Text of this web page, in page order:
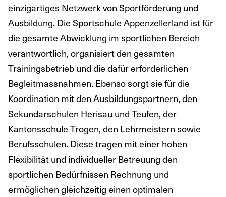
einzigartiges Netzwerk von Sportförderung und
Ausbildung. Die Sportschule Appenzellerland ist für
die gesamte Abwicklung im sportlichen Bereich
verantwortlich, organisiert den gesamten
Trainingsbetrieb und die dafür erforderlichen
Begleitmassnahmen. Ebenso sorgt sie für die
Koordination mit den Ausbildungspartnern, den
Sekundarschulen Herisau und Teufen, der
Kantonsschule Trogen, den Lehrmeistern sowie
Berufsschulen. Diese tragen mit einer hohen
Flexibilität und individueller Betreuung den
sportlichen Bedürfnissen Rechnung und
ermöglichen gleichzeitig einen optimalen